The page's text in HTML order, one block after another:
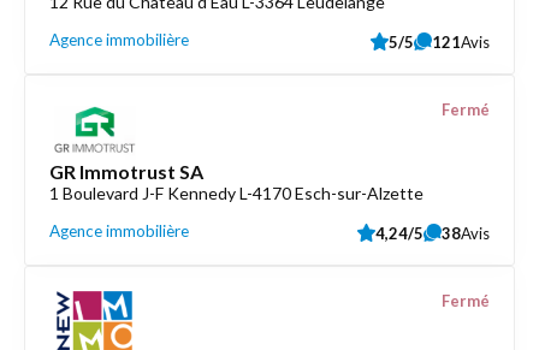
Agence immobilière 5/5 121Avis
GR Immotrust SA
1 Boulevard J-F Kennedy L-4170 Esch-sur-Alzette
Agence immobilière
Fermé
4,24/5 38Avis
Fermé